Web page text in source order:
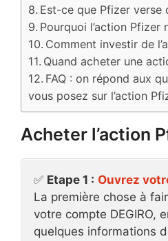
Est-ce que Pfizer verse
Pourquoi l’action Pfizer
Comment investir de
Quand acheter une
FAQ : on répond aux
vous posez sur l’action
Acheter l’action
✅ Etape 1 : Ouvrez
La première chose à
votre compte DEGIRO,
quelques informations